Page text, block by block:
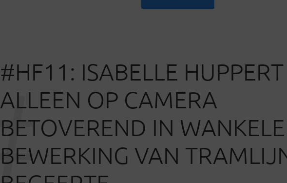
#HF11: ISABELLE HUPPERT
ALLEEN OP CAMERA
BETOVEREND IN WANKELE
BEWERKING VAN
#